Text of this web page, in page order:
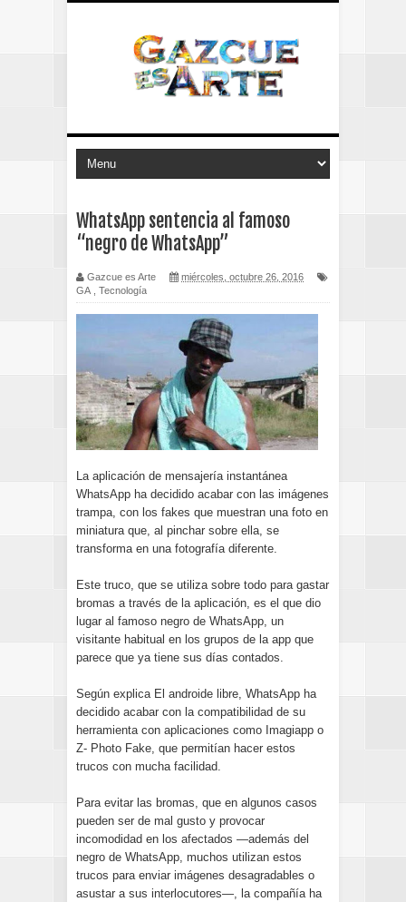
WhatsApp sentencia al famoso
“negro de WhatsApp”
Gazcue es Arte
miércoles, octubre 26, 2016
GA
Tecnología
La aplicación de mensajería instantánea
WhatsApp ha decidido acabar con las imágenes
trampa, con los fakes que muestran una foto en
miniatura que, al pinchar sobre ella, se
transforma en una fotografía diferente.
Este truco, que se utiliza sobre todo para gastar
bromas a través de la aplicación, es el que dio
lugar al famoso negro de WhatsApp, un
visitante habitual en los grupos de la app que
parece que ya tiene sus días contados.
Según explica El androide libre, WhatsApp ha
decidido acabar con la compatibilidad de su
herramienta con aplicaciones como Imagiapp o
Z- Photo Fake, que permitían hacer estos
trucos con mucha facilidad.
Para evitar las bromas, que en algunos casos
pueden ser de mal gusto y provocar
incomodidad en los afectados —además del
negro de WhatsApp, muchos utilizan estos
trucos para enviar imágenes desagradables o
asustar a sus interlocutores—, la compañía ha